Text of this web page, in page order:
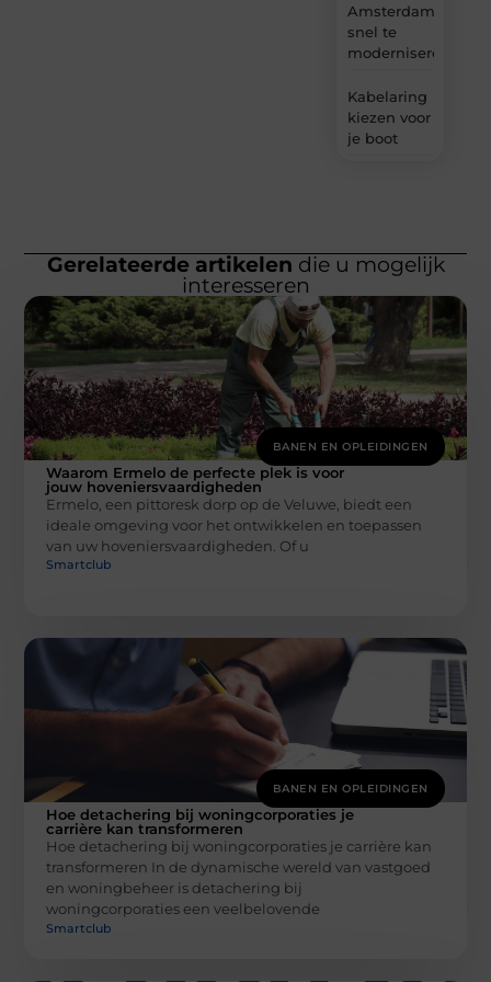
Amsterdam
snel te
moderniseren
Kabelaring
kiezen voor
je boot
Gerelateerde artikelen die u mogelijk
interesseren
BANEN EN OPLEIDINGEN
Waarom Ermelo de perfecte plek is voor
jouw hoveniersvaardigheden
Ermelo, een pittoresk dorp op de Veluwe, biedt een
ideale omgeving voor het ontwikkelen en toepassen
van uw hoveniersvaardigheden. Of u
Smartclub
BANEN EN OPLEIDINGEN
Hoe detachering bij woningcorporaties je
carrière kan transformeren
Hoe detachering bij woningcorporaties je carrière kan
transformeren In de dynamische wereld van vastgoed
en woningbeheer is detachering bij
woningcorporaties een veelbelovende
Smartclub